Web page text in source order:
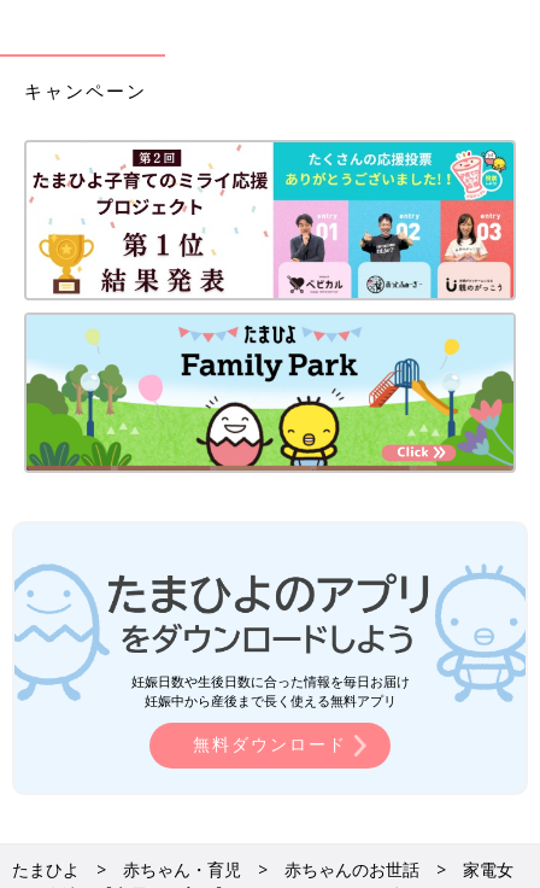
キャンペーン
妊娠日数や生後日数に合った情報を毎日お届け
妊娠中から産後まで長く使える無料アプリ
無料ダウンロード
たまひよ 赤ちゃん・育児 赤ちゃんのお世話
家電女